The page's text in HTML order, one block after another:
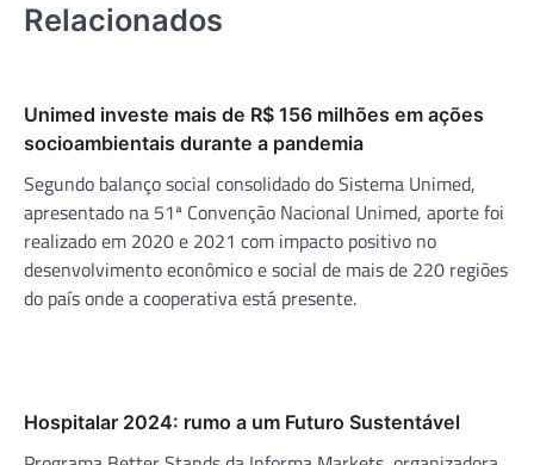
Relacionados
Unimed investe mais de R$ 156 milhões em ações
socioambientais durante a pandemia
Segundo balanço social consolidado do Sistema Unimed,
apresentado na 51ª Convenção Nacional Unimed, aporte foi
realizado em 2020 e 2021 com impacto positivo no
desenvolvimento econômico e social de mais de 220 regiões
do país onde a cooperativa está presente.
Hospitalar 2024: rumo a um Futuro Sustentável